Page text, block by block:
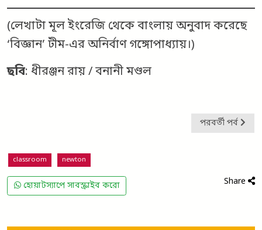
(লেখাটা মূল ইংরেজি থেকে বাংলায় অনুবাদ করেছে
‘বিজ্ঞান’ টীম-এর অনির্বাণ গঙ্গোপাধ্যায়।)
ছবি: ধীরঞ্জন রায় / বনানী মণ্ডল
পরবর্তী পর্ব
classroom newton
হোয়াটস্যাপে সাবস্ক্রাইব করো Share